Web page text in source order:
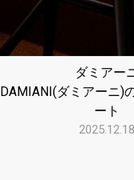
ダミアー
DAMIANI(ダミアーニ)
ート
2025.12.18